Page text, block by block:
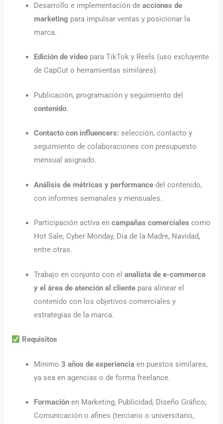
Desarrollo e implementación deacciones de
marketing para impulsar ventas y posicionar la
marca.
Edición de video para TikTok y Reels (uso excluyente
de CapCut o herramientas similares).
Publicación, programación y seguimiento del
contenido.
Contacto con influencers: selección, contacto y
seguimiento de colaboraciones con presupuesto
mensual asignado.
Análisis de métricas y performance del contenido,
con informes semanales y mensuales.
Participación activa encampañas comerciales como
Hot Sale, Cyber Monday, Día de la Madre, Navidad,
entre otras.
Trabajo en conjunto con elanalista de e-commerce
y el área de atención al cliente para alinear el
contenido con los objetivos comerciales y
estrategias de la marca.
Requisitos
Mínimo3 años de experiencia en puestos similares,
ya sea en agencias o de forma freelance.
Formación en Marketing, Publicidad, Diseño Gráfico,
Comunicación o afines (terciario o universitario,